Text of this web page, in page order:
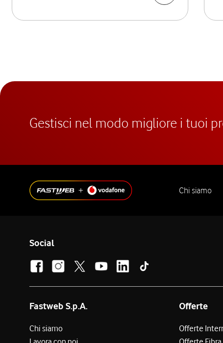
Gestisci nel modo migliore i tuoi
Chi siamo
Social
Fastweb S.p.A.
Chi siamo
Offerte
Offerte